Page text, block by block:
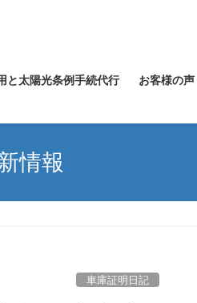
と太陽光条例手続代行 お客様の声
情報
車庫証明日記